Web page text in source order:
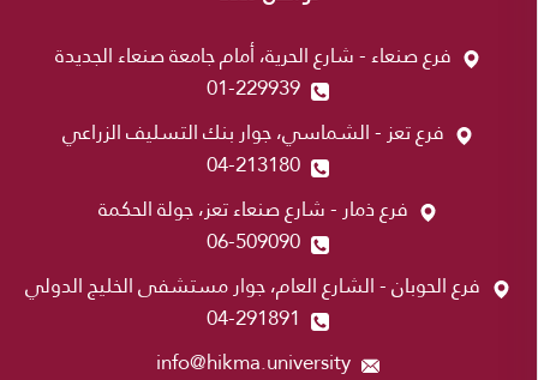
فرع صنعاء - شارع الحرية، أمام جامعة صنعاء الجديدة
01-229939
فرع تعز - الشماسي، جوار بنك التسليف الزراعي
04-213180
فرع ذمار - شارع صنعاء تعز، جولة الحكمة
06-509090
فرع الحوبان - الشارع العام، جوار مستشفى الخليج الدولي
04-291891
info@hikma.university